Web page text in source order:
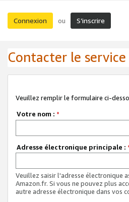
Connexion ou S’inscrire
Contacter le
Veuillez remplir le formulaire ci-
Votre nom : *
Adresse électronique principale :
Veuillez saisir l'adresse électronique
Amazon.fr. Si vous ne pouvez plus
autre adresse électronique dans vos